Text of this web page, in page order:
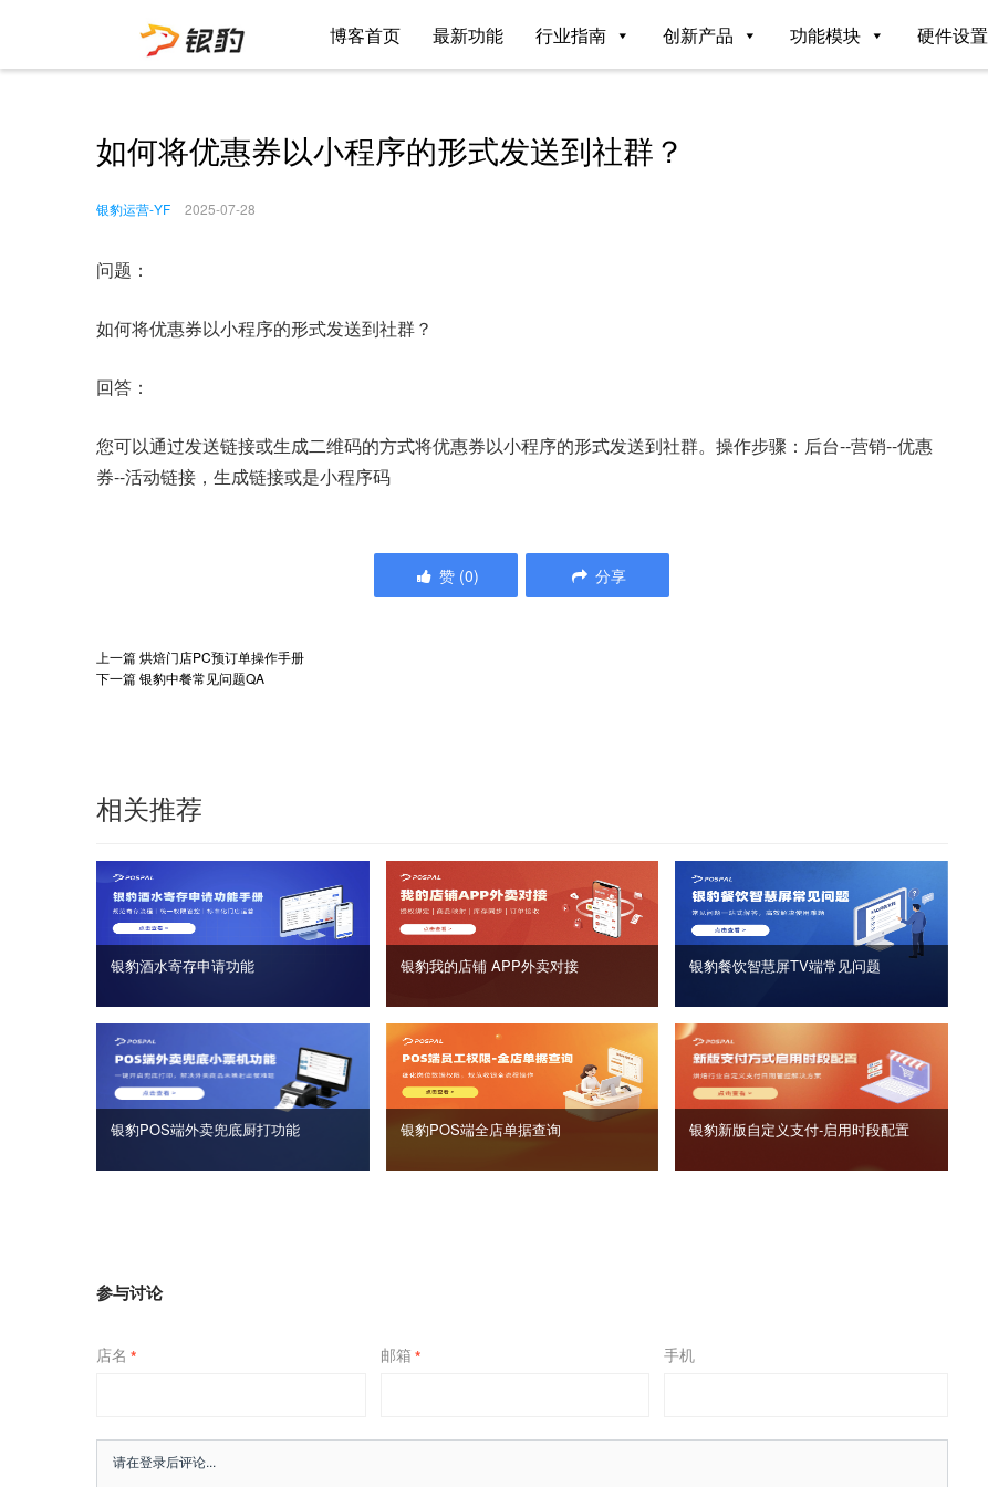
博客首页 最新功能 行业指南 创新产品 功能模块 硬件设置
如何将优惠券以小程序的形式发送到社群？
银豹运营-YF 2025-07-28
问题：
如何将优惠券以小程序的形式发送到社群？
回答：
您可以通过发送链接或生成二维码的方式将优惠券以小程序的形式发送到社群。操作步骤：后台--营销--优惠
券--活动链接，生成链接或是小程序码
赞 (0) 分享
上一篇烘焙门店PC预订单操作手册
下一篇银豹中餐常见问题QA
相关推荐
银豹酒水寄存申请功能 银豹我的店铺 APP外卖对接 银豹餐饮智慧屏TV端常见问题
银豹POS端外卖兜底厨打功能 银豹POS端全店单据查询 银豹新版自定义支付‑启用时段配置
参与讨论
店名 * 邮箱 * 手机